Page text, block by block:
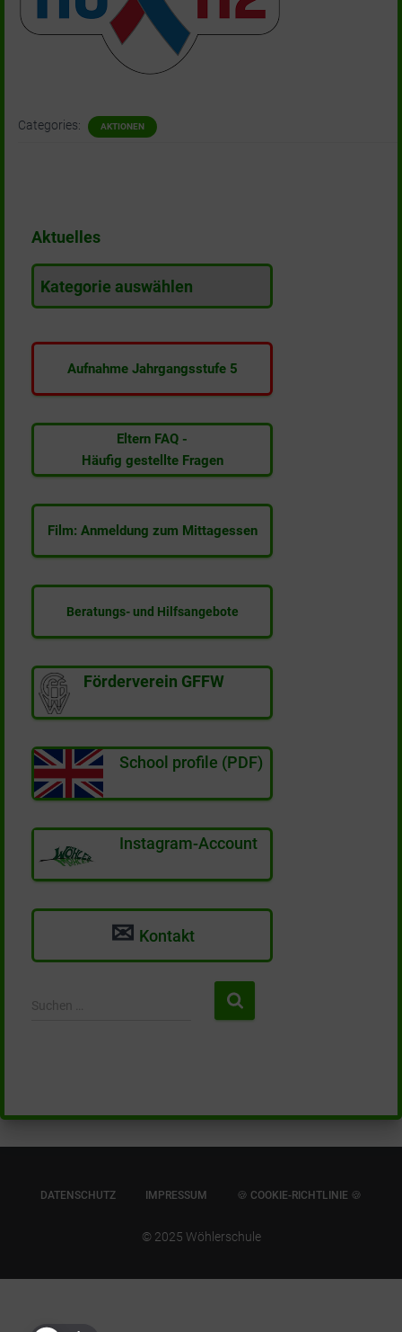
Categories: AKTIONEN
Aktuelles
t
l
s
Aufnahme Jahrgangsstufe 5
Eltern FAQ -
Häufig gestellte Fragen
Film: Anmeldung zum Mittagessen
Beratungs- und Hilfsangebote
Förderverein GFFW
School profile (PDF)
Instagram-Account
✉ Kontakt
S
n
Suchen …
DATENSCHUTZ IMPRESSUM 🍪 COOKIE-RICHTLINIE 🍪
© 2025 Wöhlerschule